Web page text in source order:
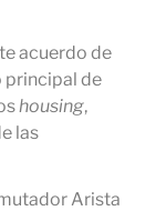
acuerdo de
principal de
housing,
las
Arista